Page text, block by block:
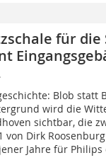
für die
Blob statt
wird die
sichtbar, die
von Dirk
Jahre für